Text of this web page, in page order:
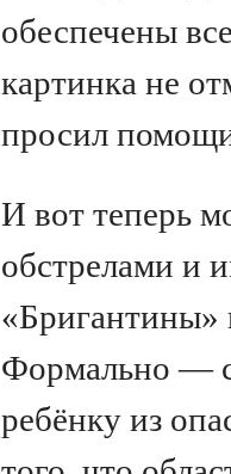
обеспечены
картинка не
просил
И вот теперь
обстрелами и
«Бригантины»
Формально —
ребёнку из